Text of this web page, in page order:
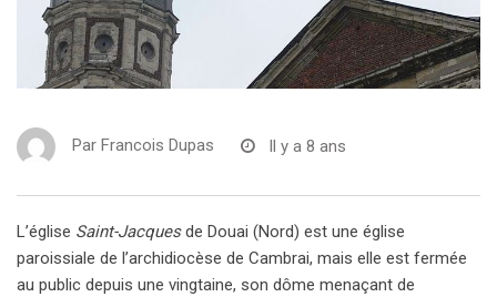
Par Francois Dupas Il y a 8 ans
L’église Saint-Jacquesde Douai (Nord) est une église
paroissiale de l’archidiocèse de Cambrai, mais elle est fermée
au public depuis une vingtaine, son dôme menaçant de